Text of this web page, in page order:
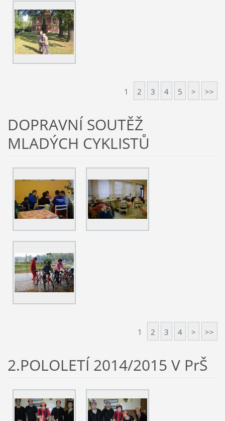
1 2 3 4 5 > >>
DOPRAVNÍ SOUTĚŽ
MLADÝCH CYKLISTŮ
1 2 3 4 > >>
2.POLOLETÍ 2014/2015 V PrŠ